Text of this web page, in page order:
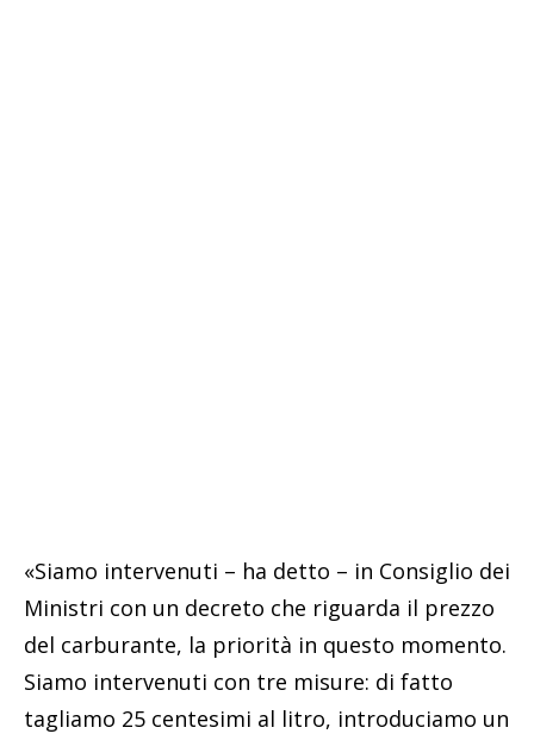
«Siamo intervenuti – ha detto – in Consiglio dei
Ministri con un decreto che riguarda il prezzo
del carburante, la priorità in questo momento.
Siamo intervenuti con tre misure: di fatto
tagliamo 25 centesimi al litro, introduciamo un